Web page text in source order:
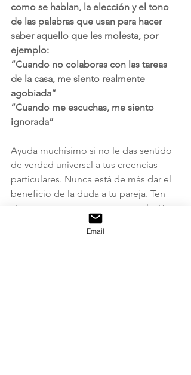
como se hablan, la elección y el tono
de las palabras que usan para hacer
saber aquello que les molesta, por
ejemplo:
“Cuando no colaboras con las tareas
de la casa, me siento realmente
agobiada”
“Cuando me escuchas, me siento
ignorada”
Ayuda muchísimo si no le das sentido
de verdad universal a tus creencias
particulares. Nunca está de más dar el
beneficio de la duda a tu pareja. Ten
siempre presente que en una relación
de pareja interactúan constantemente
dos historias de vida, dos formas de
Email